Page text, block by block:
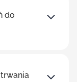
do